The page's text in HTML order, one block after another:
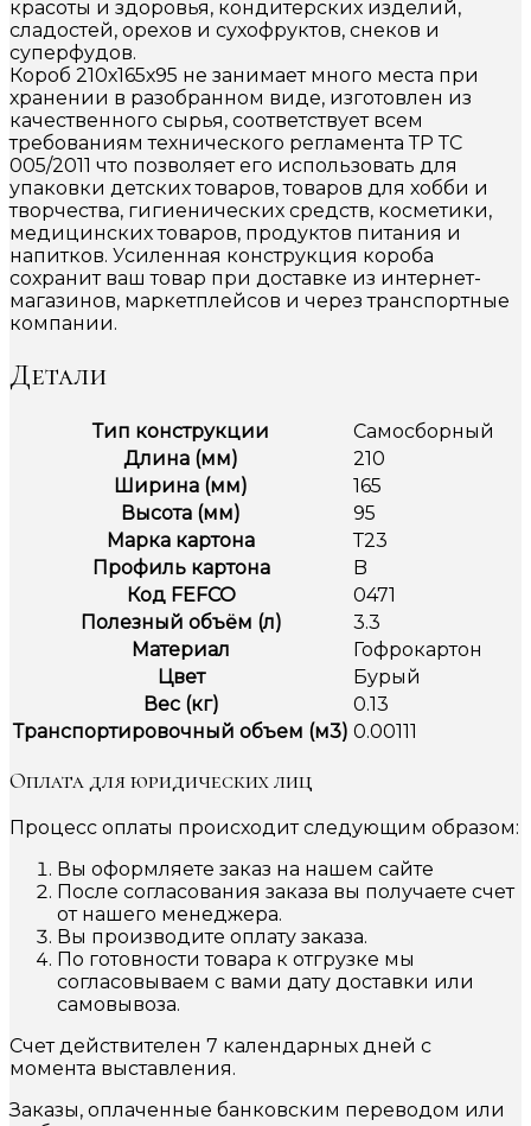
красоты и здоровья, кондитерских изделий,
сладостей, орехов и сухофруктов, снеков и
суперфудов.
Короб 210х165х95 не занимает много места при
хранении в разобранном виде, изготовлен из
качественного сырья, соответствует всем
требованиям технического регламента ТР ТС
005/2011 что позволяет его использовать для
упаковки детских товаров, товаров для хобби и
творчества, гигиенических средств, косметики,
медицинских товаров, продуктов питания и
напитков. Усиленная конструкция короба
сохранит ваш товар при доставке из интернет-
магазинов, маркетплейсов и через транспортные
компании.
Детали
Тип конструкции
Самосборный
Длина (мм)
210
Ширина (мм)
165
Высота (мм)
95
Марка картона
Т23
Профиль картона
B
Код FEFCO
0471
Полезный объём (л)
3.3
Материал
Гофрокартон
Цвет
Бурый
Вес (кг)
0.13
Транспортировочный объем (м3) 0.00111
Оплата для юридических лиц
Процесс оплаты происходит следующим образом:
Вы оформляете заказ на нашем сайте
После согласования заказа вы получаете счет
от нашего менеджера.
Вы производите оплату заказа.
По готовности товара к отгрузке мы
согласовываем с вами дату доставки или
самовывоза.
Счет действителен 7 календарных дней с
момента выставления.
Заказы, оплаченные банковским переводом или